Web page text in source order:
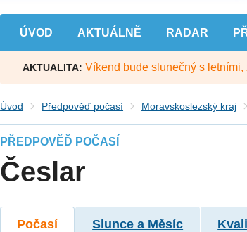
ÚVOD AKTUÁLNĚ RADAR
AKTUALITA: Víkend bude slunečný s
Úvod Předpověď počasí Moravskoslezský kraj
PŘEDPOVĚĎ POČASÍ
Česlar
Počasí Slunce a Měsíc